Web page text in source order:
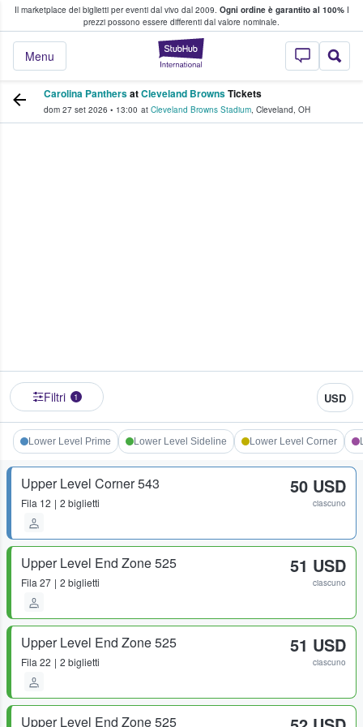
Il marketplace dei biglietti per eventi dal vivo dal 2009. Ogni ordine è garantito al 100%I
prezzi possono essere differenti dal valore nominale.
StubHub - Dove
Menu
fan comprano e vendono biglietti
Carolina PanthersatCleveland BrownsTickets
dom 27 set 2026 • 13:00 at Cleveland Browns Stadium, Cleveland, OH
Filtri 1 USD
Lower Level Prime Lower Level Sideline Lower Level Corner
Upper Level Corner 543
Fila 12 2 biglietti
50 USD
ciascuno
Upper Level End Zone 525
Fila 27 2 biglietti
51 USD
ciascuno
Upper Level End Zone 525
Fila 22 2 biglietti
51 USD
ciascuno
Upper Level End Zone 525